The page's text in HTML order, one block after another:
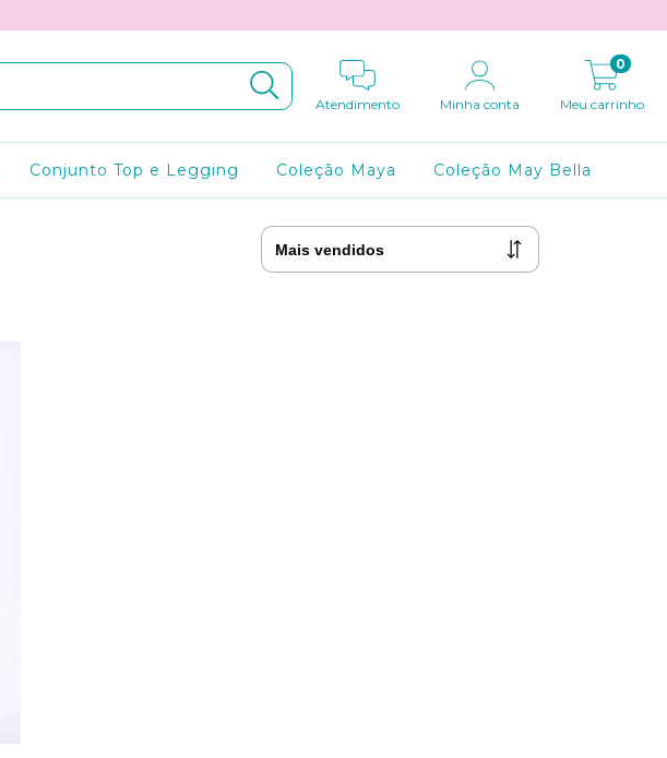
Atendimento Minha conta Meu carrinho
0
Conjunto Top e Legging Coleção Maya Coleção May Bella